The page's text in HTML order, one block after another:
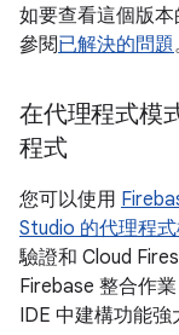
如要查看這個版
參閱已解決的問題
在代理程式模
程式
您可以使用
Studio 的代理程
驗證和 Cloud
Firebase 整合作
IDE 中建構功能強